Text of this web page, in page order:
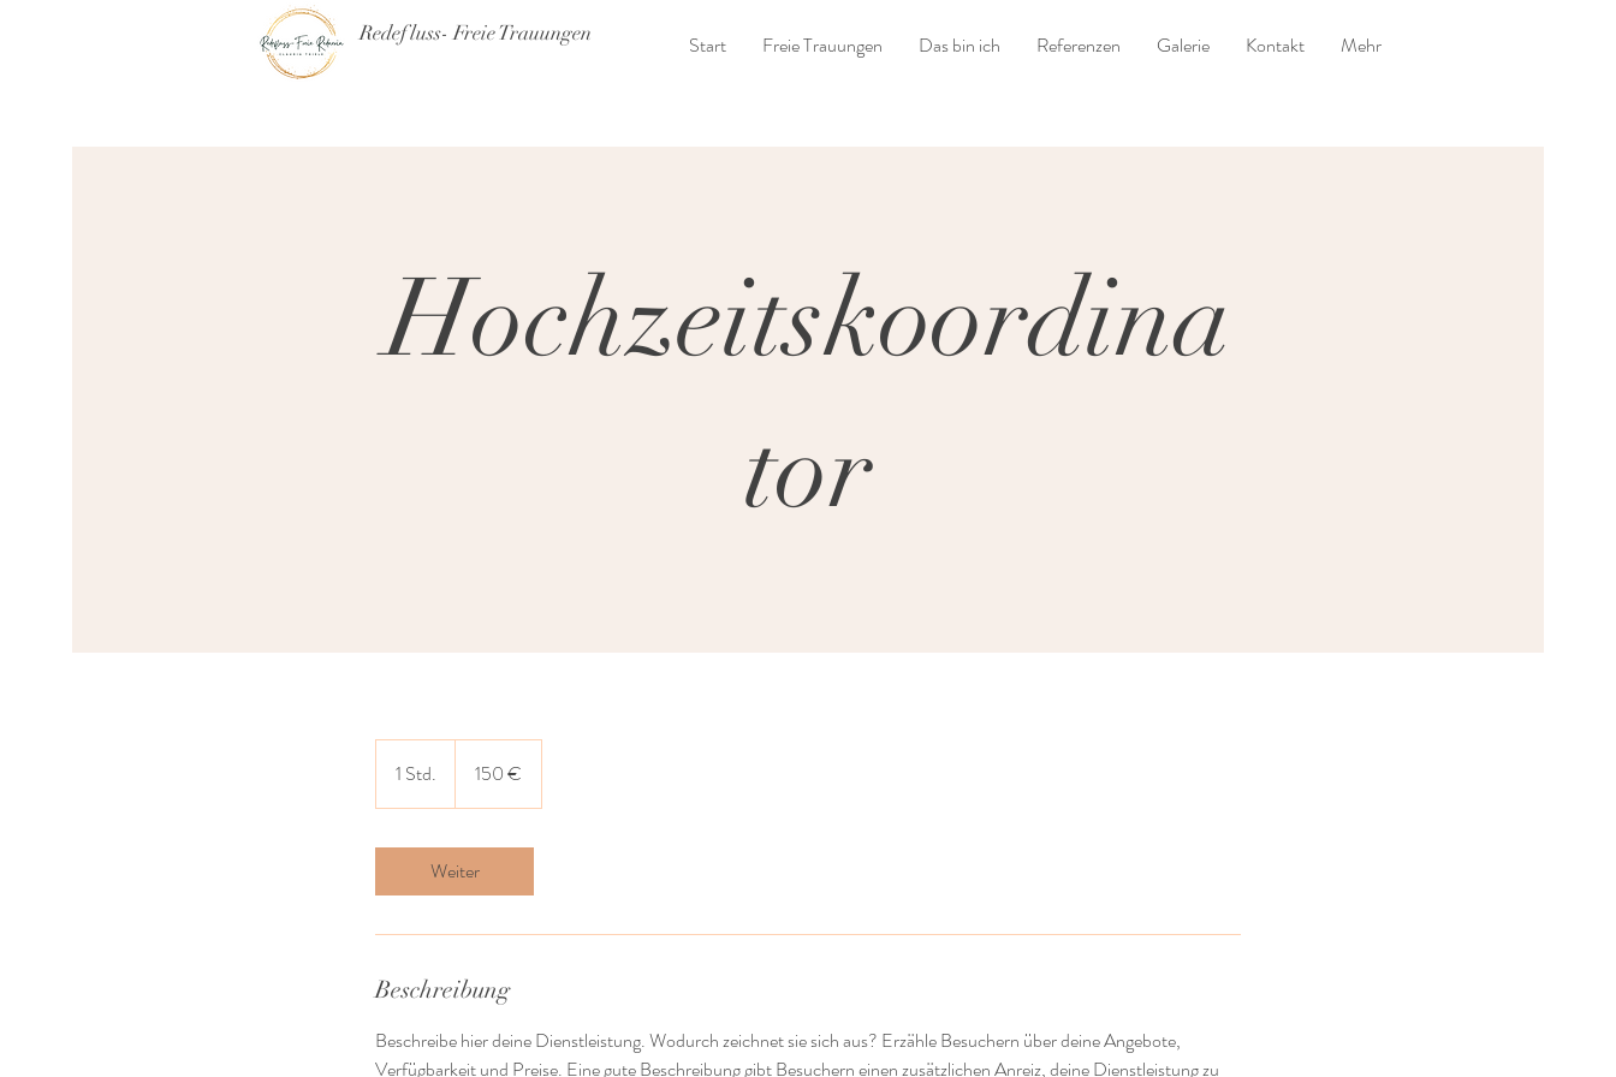
Start Freie Trauungen Das bin ich Referenzen Galerie Kontakt Mehr
Redefluss- Freie Trauungen
Hochzeitskoordina
tor
1 Std.
S
d
150 €
Weiter
Beschreibung
Beschreibe hier deine Dienstleistung. Wodurch zeichnet sie sich aus? Erzähle Besuchern über deine Angebote,
Verfügbarkeit und Preise. Eine gute Beschreibung gibt Besuchern einen zusätzlichen Anreiz, deine Dienstleistung zu